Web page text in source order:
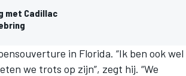
met Cadillac
in Florida. “Ik ben ook wel
we trots op zijn”, zegt hij. “We